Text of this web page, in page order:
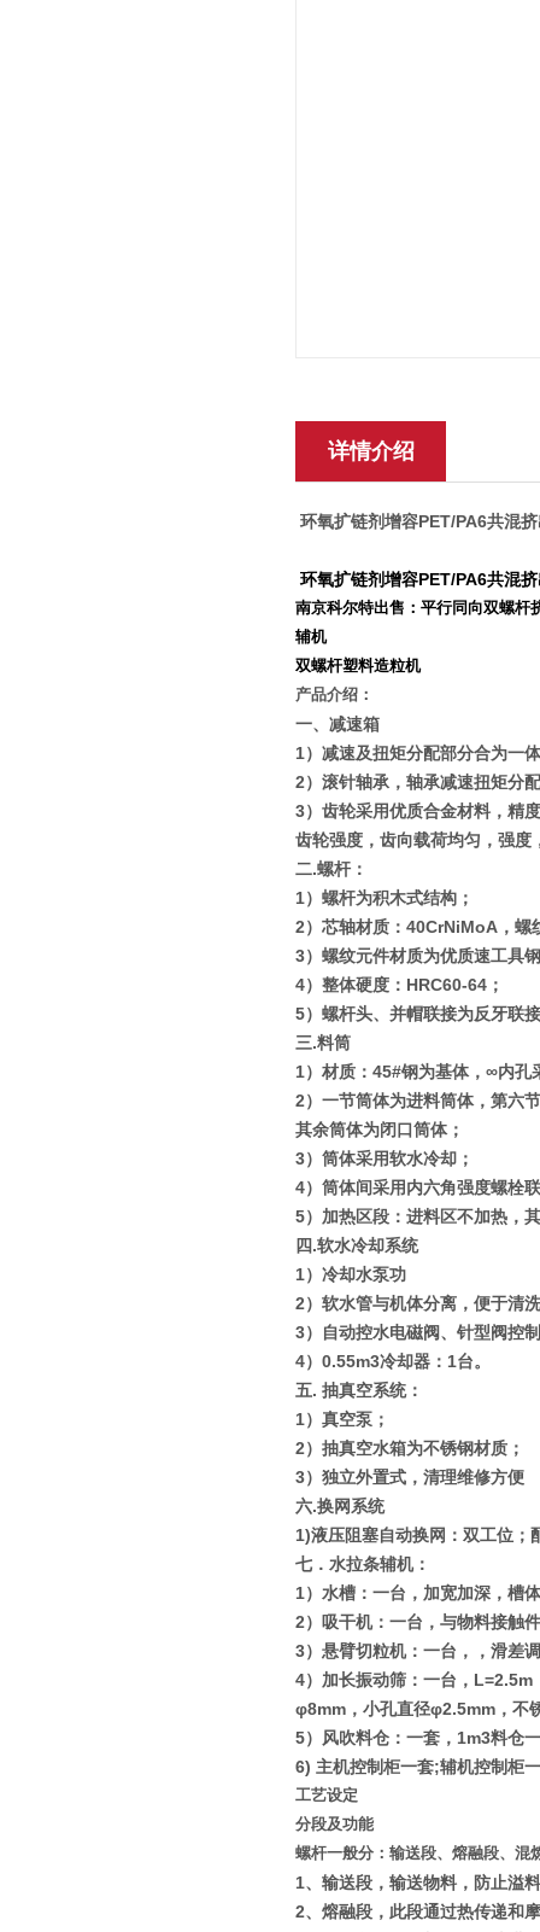
详情介绍
环氧扩链剂增容PET/PA6共混
环氧扩链剂增容PET/PA6共混
南京科尔特出售：平行同向双螺杆
辅机
双螺杆塑料造粒机
产品介绍：
一、减速箱
1）减速及扭矩分配部分合为一
2）滚针轴承，轴承减速扭矩分
3）齿轮采用优质合金材料，精
齿轮强度，齿向载荷均匀，强度
二.螺杆：
1）螺杆为积木式结构；
2）芯轴材质： 40CrNiMoA ，
3）螺纹元件材质为优质速工具钢
4）整体硬度： HRC60-64 ；
5）螺杆头、并帽联接为反牙联
三.料筒
1）材质： 45#钢为基体， ∞内孔
2）一节筒体为进料筒体，第六
其余筒体为闭口筒体；
3）筒体采用软水冷却；
4）筒体间采用内六角强度螺栓
5）加热区段：进料区不加热，
四.软水冷却系统
1）冷却水泵功
2）软水管与机体分离，便于清
3）自动控水电磁阀、针型阀控
4） 0.55m3冷却器： 1台。
五. 抽真空系统：
1）真空泵；
2）抽真空水箱为不锈钢材质；
3）独立外置式，清理维修方便
六.换网系统
1)液压阻塞自动换网：双工位；
七．水拉条辅机：
1）水槽：一台，加宽加深，槽
2）吸干机：一台，与物料接触
3）悬臂切粒机：一台，，滑差
4）加长振动筛：一台， L=2.5m
φ8mm ，小孔直径φ2.5mm ，不
5）风吹料仓：一套， 1m3料仓
6) 主机控制柜一套;辅机控制柜
工艺设定
分段及功能
螺杆一般分：输送段、熔融段、混
1、输送段，输送物料，防止溢
2、熔融段，此段通过热传递和